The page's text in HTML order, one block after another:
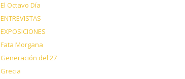
El Octavo Día
ENTREVISTAS
EXPOSICIONES
Fata Morgana
Generación del 27
Grecia